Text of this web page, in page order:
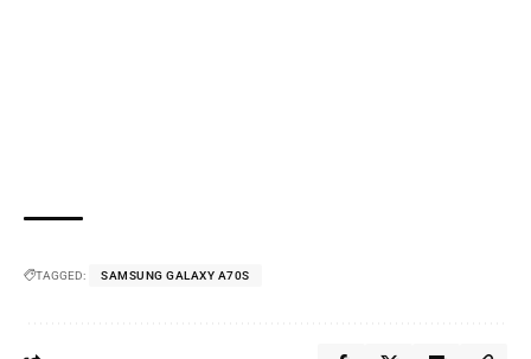
TAGGED: SAMSUNG GALAXY A70S